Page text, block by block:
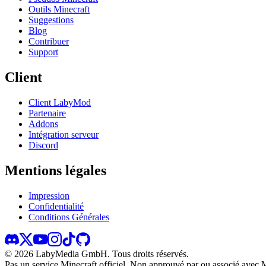
Outils Minecraft
Suggestions
Blog
Contribuer
Support
Client
Client LabyMod
Partenaire
Addons
Intégration serveur
Discord
Mentions légales
Impression
Confidentialité
Conditions Générales
© 2026 LabyMedia GmbH. Tous droits réservés.